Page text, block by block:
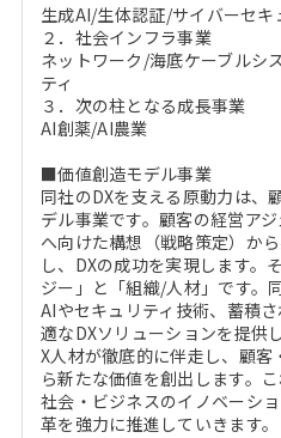
生成AI/生体認証/サイバーセキ
２．社会インフラ事業
ネットワーク/海底ケーブルシ
ティ
３．次の柱となる成長事業
AI創薬/AI農業
■価値創造モデル事業
同社のDXを支える原動力は、
デル事業です。顧客の経営ア
へ向けた構想（戦略策定）か
し、DXの成功を実現します。
ジー」と「組織/人材」です。
AIやセキュリティ技術、蓄積
適なDXソリューションを提供
X人材が徹底的に伴走し、顧
ら新たな価値を創出します。
社会・ビジネスのイノベーシ
革を強力に推進していきます。